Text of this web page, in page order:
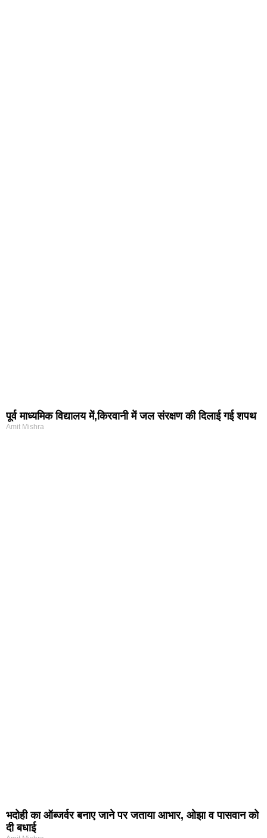
पूर्व माध्यमिक विद्यालय में,किरवानी में जल संरक्षण की दिलाई गई शपथ
Amit Mishra
भदोही का ऑब्जर्वर बनाए जाने पर जताया आभार, ओझा व पासवान को
दी बधाई